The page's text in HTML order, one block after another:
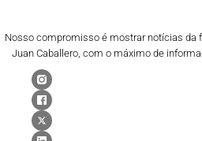
Nosso compromisso é mostrar notícias da
Juan Caballero, com o máximo de